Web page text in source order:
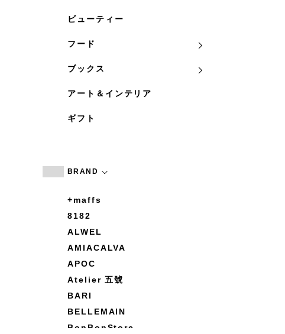
ビューティー
フード
ブックス
アート＆インテリア
ギフト
BRAND
+maffs
8182
ALWEL
AMIACALVA
APOC
Atelier 五號
BARI
BELLEMAIN
BonBonStore